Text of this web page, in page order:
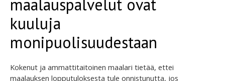
maalauspalvelut ovat
kuuluja
monipuolisuudestaan
Kokenut ja ammattitaitoinen maalari tietää, ettei
maalauksen lopputuloksesta tule onnistunutta, jos